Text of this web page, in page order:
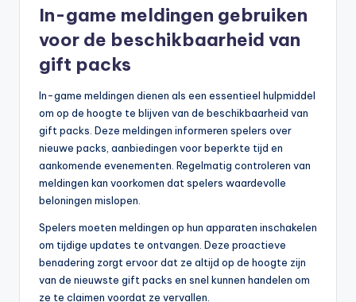
In-game meldingen gebruiken
voor de beschikbaarheid van
gift packs
In-game meldingen dienen als een essentieel hulpmiddel
om op de hoogte te blijven van de beschikbaarheid van
gift packs. Deze meldingen informeren spelers over
nieuwe packs, aanbiedingen voor beperkte tijd en
aankomende evenementen. Regelmatig controleren van
meldingen kan voorkomen dat spelers waardevolle
beloningen mislopen.
Spelers moeten meldingen op hun apparaten inschakelen
om tijdige updates te ontvangen. Deze proactieve
benadering zorgt ervoor dat ze altijd op de hoogte zijn
van de nieuwste gift packs en snel kunnen handelen om
ze te claimen voordat ze vervallen.